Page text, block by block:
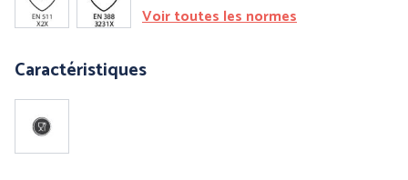
ERGONOMIE et AIDE AU
TRAVAIL
PRÉVENTION et
Voir toutes les normes
Caractéristiques